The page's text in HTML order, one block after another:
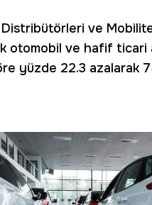
ve
otomobil ve hafif ticari
yüzde 22.3 azalarak